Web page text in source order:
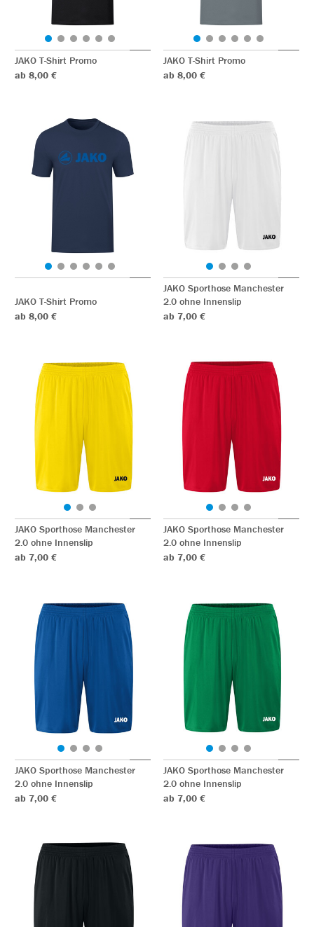
JAKO T-Shirt Promo
ab 8,00 €
JAKO T-Shirt Promo
ab 8,00 €
JAKO T-Shirt Promo
ab 8,00 €
JAKO Sporthose Manchester
2.0 ohne Innenslip
ab 7,00 €
JAKO Sporthose Manchester
2.0 ohne Innenslip
ab 7,00 €
JAKO Sporthose Manchester
2.0 ohne Innenslip
ab 7,00 €
JAKO Sporthose Manchester
2.0 ohne Innenslip
ab 7,00 €
JAKO Sporthose Manchester
2.0 ohne Innenslip
ab 7,00 €